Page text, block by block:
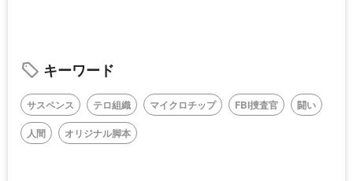
キーワード
サスペンス テロ組織 マイクロチップ FBI捜査官
闘い
人間
オリジナル脚本